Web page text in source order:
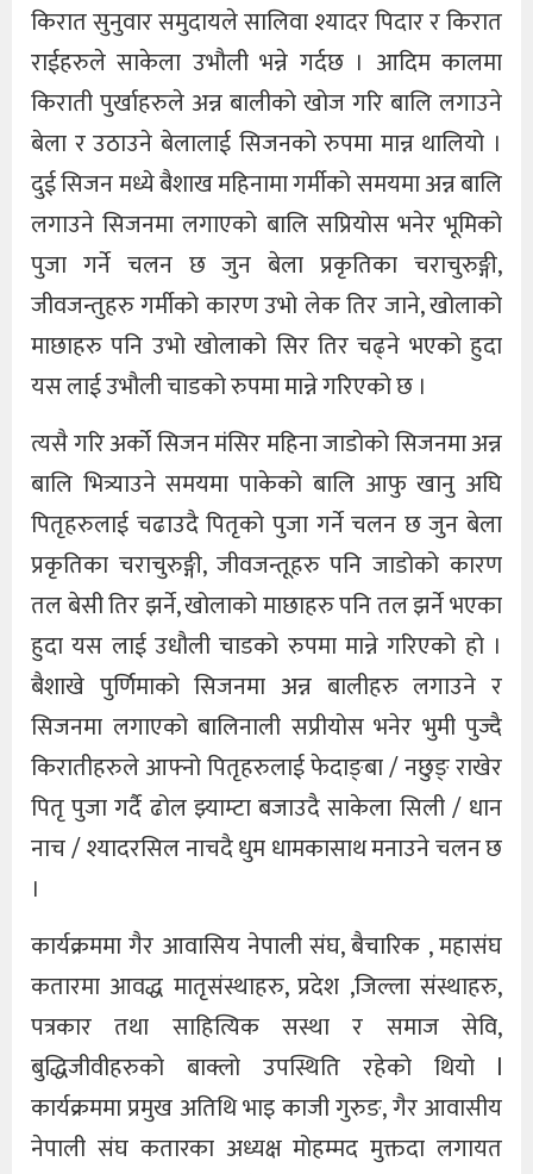
किरात सुनुवार समुदायले सालिवा श्यादर पिदार र किरात
राईहरुले साकेला उभौली भन्ने गर्दछ । आदिम कालमा
किराती पुर्खाहरुले अन्न बालीको खोज गरि बालि लगाउने
बेला र उठाउने बेलालाई सिजनको रुपमा मान्न थालियो ।
दुई सिजन मध्ये बैशाख महिनामा गर्मीको समयमा अन्न बालि
लगाउने सिजनमा लगाएको बालि सप्रियोस भनेर भूमिको
पुजा गर्ने चलन छ जुन बेला प्रकृतिका चराचुरुङ्गी,
जीवजन्तुहरु गर्मीको कारण उभो लेक तिर जाने, खोलाको
माछाहरु पनि उभो खोलाको सिर तिर चढ्ने भएको हुदा
यस लाई उभौली चाडको रुपमा मान्ने गरिएको छ ।
त्यसै गरि अर्को सिजन मंसिर महिना जाडोको सिजनमा अन्न
बालि भित्र्याउने समयमा पाकेको बालि आफु खानु अघि
पितृहरुलाई चढाउदै पितृको पुजा गर्ने चलन छ जुन बेला
प्रकृतिका चराचुरुङ्गी, जीवजन्तूहरु पनि जाडोको कारण
तल बेसी तिर झर्ने, खोलाको माछाहरु पनि तल झर्ने भएका
हुदा यस लाई उधौली चाडको रुपमा मान्ने गरिएको हो ।
बैशाखे पुर्णिमाको सिजनमा अन्न बालीहरु लगाउने र
सिजनमा लगाएको बालिनाली सप्रीयोस भनेर भुमी पुज्दै
किरातीहरुले आफ्नो पितृहरुलाई फेदाङ्बा / नछुङ् राखेर
पितृ पुजा गर्दै ढोल झ्याम्टा बजाउदै साकेला सिली / धान
नाच / श्यादरसिल नाचदै धुम धामकासाथ मनाउने चलन छ
।
कार्यक्रममा गैर आवासिय नेपाली संघ, बैचारिक , महासंघ
कतारमा आवद्ध मातृसंस्थाहरु, प्रदेश ,जिल्ला संस्थाहरु,
पत्रकार तथा साहित्यिक सस्था र समाज सेवि,
बुद्धिजीवीहरुको बाक्लो उपस्थिति रहेको थियो l
कार्यक्रममा प्रमुख अतिथि भाइ काजी गुरुङ, गैर आवासीय
नेपाली संघ कतारका अध्यक्ष मोहम्मद मुक्तदा लगायत